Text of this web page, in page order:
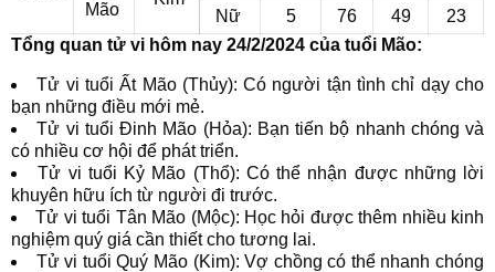
Mão
Nữ
5 76 49
23
Tổng quan tử vi hôm nay 24/2/2024 của tuổi Mão:
Tử vi tuổi Ất Mão (Thủy): Có người tận tình chỉ dạy cho
bạn những điều mới mẻ.
Tử vi tuổi Đinh Mão (Hỏa): Bạn tiến bộ nhanh chóng và
có nhiều cơ hội để phát triển.
Tử vi tuổi Kỷ Mão (Thổ): Có thể nhận được những lời
khuyên hữu ích từ người đi trước.
Tử vi tuổi Tân Mão (Mộc): Học hỏi được thêm nhiều kinh
nghiệm quý giá cần thiết cho tương lai.
Tử vi tuổi Quý Mão (Kim): Vợ chồng có thể nhanh chóng